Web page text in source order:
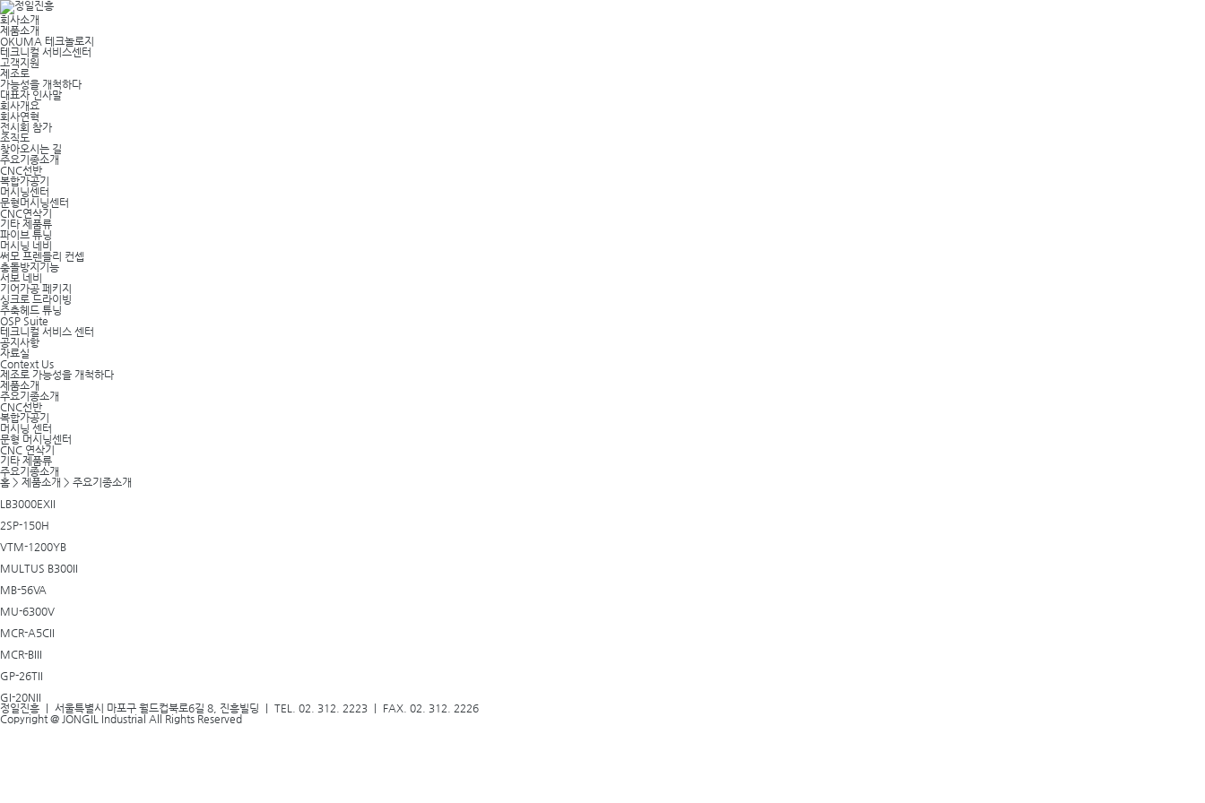
회사소개
제품소개
OKUMA 테크놀로지
테크니컬 서비스센터
고객지원
제조로
가능성을 개척하다
대표자 인사말
회사개요
회사연혁
전시회 참가
조직도
찾아오시는 길
주요기종소개
CNC선반
복합가공기
머시닝센터
문형머시닝센터
CNC연삭기
기타 제품류
파이브 튜닝
머시닝 네비
써모 프렌들리 컨셉
충돌방지기능
서보 네비
기어가공 페키지
싱크로 드라이빙
주축헤드 튜닝
OSP Suite
테크니컬 서비스 센터
공지사항
자료실
Context Us
제조로 가능성을 개척하다
제품소개
주요기종소개
CNC선반
복합가공기
머시닝 센터
문형 머시닝센터
CNC 연삭기
기타 제품류
주요기종소개
홈 > 제품소개 > 주요기종소개
LB3000EXII
2SP-150H
VTM-1200YB
MULTUS B300II
MB-56VA
MU-6300V
MCR-A5CII
MCR-BIII
GP-26TII
GI-20NII
정일진흥 ｜ 서울특별시 마포구 월드컵북로6길 8, 진흥빌딩 ｜ TEL. 02. 312. 2223 ｜ FAX. 02. 312. 2226
Copyright @ JONGIL Industrial All Rights Reserved